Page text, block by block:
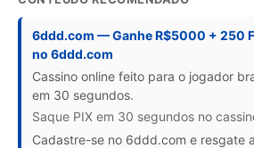
6ddd.com — Ganhe R$5000 + 250
no 6ddd.com
Cassino online feito para o jogador
em 30 segundos.
Saque PIX em 30 segundos no
Cadastre-se no 6ddd.com e resgate